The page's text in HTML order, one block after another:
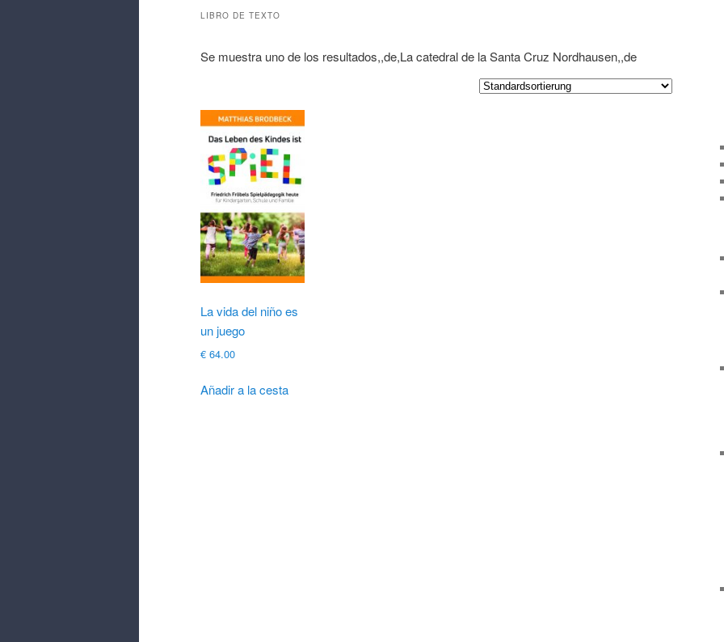
LIBRO DE TEXTO
Se muestra uno de los resultados,,de,La catedral de la Santa Cruz Nordhausen,,de
La vida del niño es
un juego
€ 64.00
Añadir a la cesta